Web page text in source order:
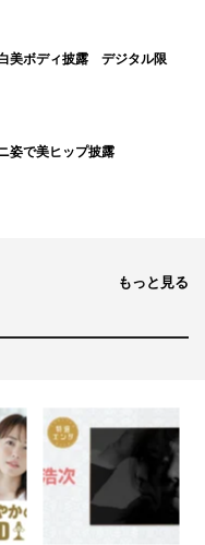
ウンサー）
ともしげ（モグライ
）
僧お仕置きストしん
美ボディ披露 デジタル限
姿で美ヒップ披露
もっと見る